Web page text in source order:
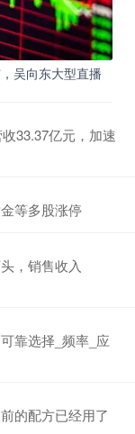
吴向东大型直播
33.37亿元，加速
等多股涨停
，销售收入
靠选择_频率_应
的配方已经用了